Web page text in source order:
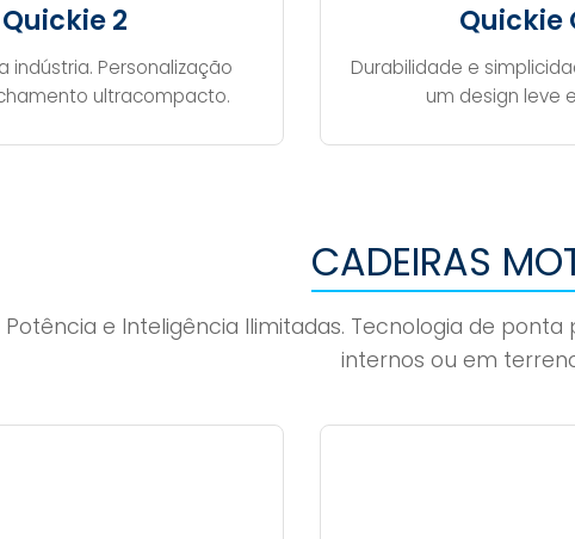
Quickie 2
indústria. Personalização
ultracompacto.
Quickie
Durabilidade e
um design leve
CADEIRAS
Potência e Inteligência Ilimitadas. Tecnologia de
internos ou em